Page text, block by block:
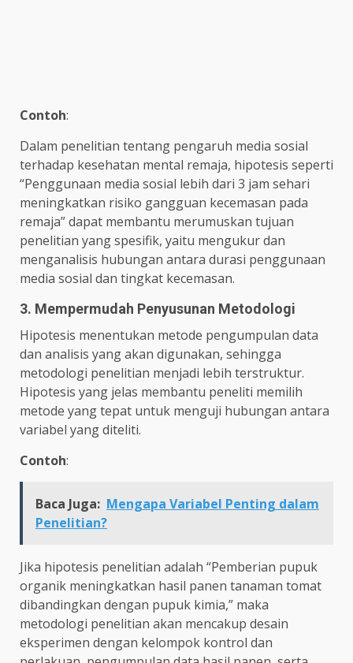
Contoh:
Dalam penelitian tentang pengaruh media sosial
terhadap kesehatan mental remaja, hipotesis seperti
“Penggunaan media sosial lebih dari 3 jam sehari
meningkatkan risiko gangguan kecemasan pada
remaja” dapat membantu merumuskan tujuan
penelitian yang spesifik, yaitu mengukur dan
menganalisis hubungan antara durasi penggunaan
media sosial dan tingkat kecemasan.
3. Mempermudah Penyusunan Metodologi
Hipotesis menentukan metode pengumpulan data
dan analisis yang akan digunakan, sehingga
metodologi penelitian menjadi lebih terstruktur.
Hipotesis yang jelas membantu peneliti memilih
metode yang tepat untuk menguji hubungan antara
variabel yang diteliti.
Contoh:
Baca Juga: Mengapa Variabel Penting dalam
Penelitian?
Jika hipotesis penelitian adalah “Pemberian pupuk
organik meningkatkan hasil panen tanaman tomat
dibandingkan dengan pupuk kimia,” maka
metodologi penelitian akan mencakup desain
eksperimen dengan kelompok kontrol dan